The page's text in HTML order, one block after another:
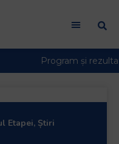
Etapei, Știri